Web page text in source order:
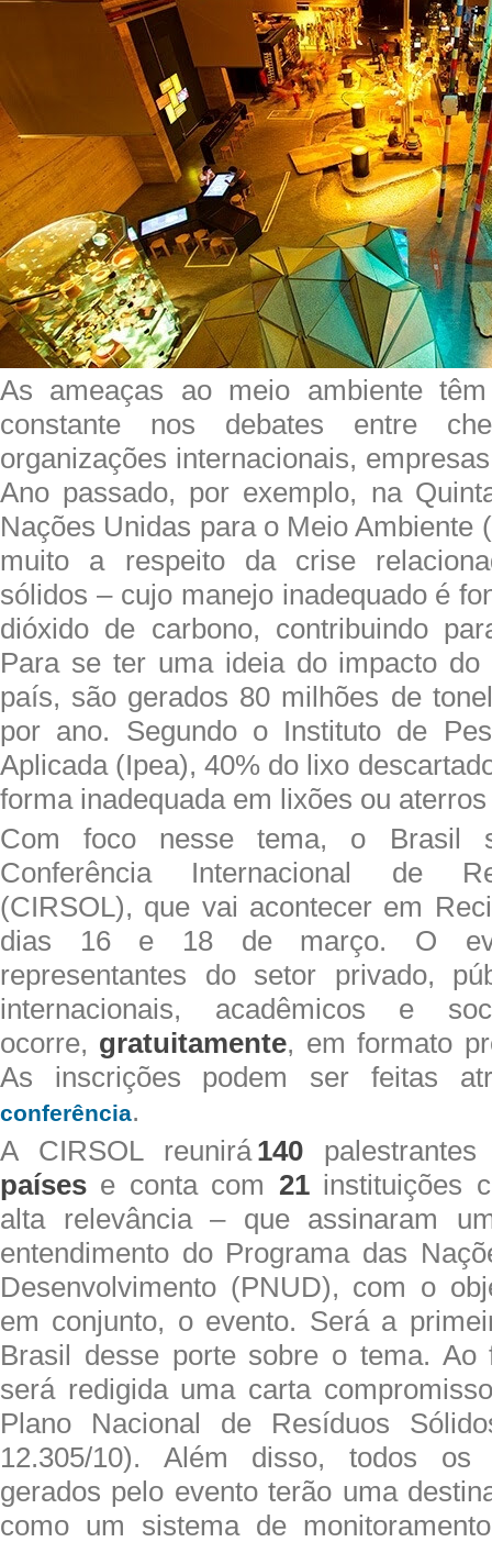
As ameaças ao meio ambiente
constante nos debates entre
organizações internacionais,
Ano passado, por exemplo, na
Nações Unidas para o Meio Ambiente
muito a respeito da crise
sólidos – cujo manejo inadequado é
dióxido de carbono, contribuindo
Para se ter uma ideia do impacto
país, são gerados 80 milhões de
por ano. Segundo o Instituto de
Aplicada (Ipea), 40% do lixo
forma inadequada em lixões ou
Com foco nesse tema, o Brasil
Conferência Internacional de
(CIRSOL), que vai acontecer em
dias 16 e 18 de março. O
representantes do setor privado,
internacionais, acadêmicos e
ocorre, gratuitamente, em formato
As inscrições podem ser feitas
conferência.
A CIRSOL reunirá140
países e conta com 21 instituições
alta relevância – que assinaram
entendimento do Programa das
Desenvolvimento (PNUD), com o
em conjunto, o evento. Será a
Brasil desse porte sobre o tema. Ao
será redigida uma carta
Plano Nacional de Resíduos
12.305/10). Além disso, todos os
gerados pelo evento terão uma
como um sistema de